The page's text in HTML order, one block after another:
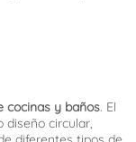
cocinas y baños. El
diseño circular,